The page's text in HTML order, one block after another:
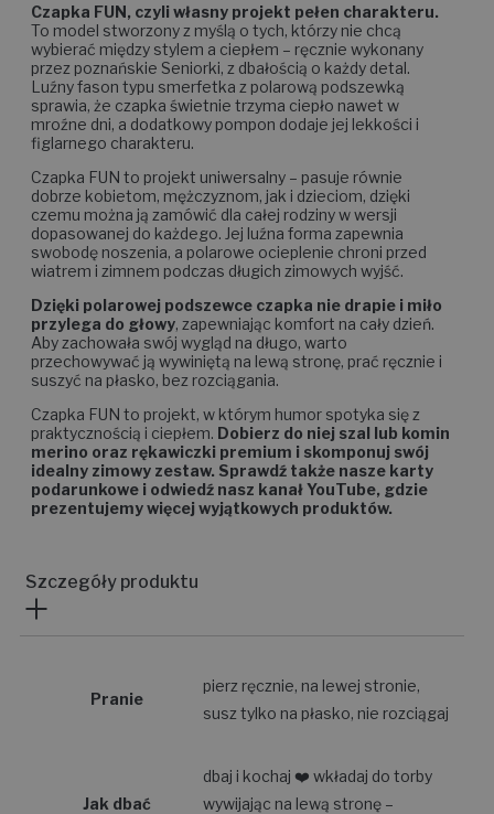
Czapka FUN, czyli własny projekt pełen charakteru.
To model stworzony z myślą o tych, którzy nie chcą
wybierać między stylem a ciepłem – ręcznie wykonany
przez poznańskie Seniorki, z dbałością o każdy detal.
Luźny fason typu smerfetka z polarową podszewką
sprawia, że czapka świetnie trzyma ciepło nawet w
mroźne dni, a dodatkowy pompon dodaje jej lekkości i
figlarnego charakteru.
Czapka FUN to projekt uniwersalny – pasuje równie
dobrze kobietom, mężczyznom, jak i dzieciom, dzięki
czemu można ją zamówić dla całej rodziny w wersji
dopasowanej do każdego. Jej luźna forma zapewnia
swobodę noszenia, a polarowe ocieplenie chroni przed
wiatrem i zimnem podczas długich zimowych wyjść.
Dzięki polarowej podszewce czapka nie drapie i miło
przylega do głowy, zapewniając komfort na cały dzień.
Aby zachowała swój wygląd na długo, warto
przechowywać ją wywiniętą na lewą stronę, prać ręcznie i
suszyć na płasko, bez rozciągania.
Czapka FUN to projekt, w którym humor spotyka się z
praktycznością i ciepłem. Dobierz do niej szal lub komin
merino oraz rękawiczki premium i skomponuj swój
idealny zimowy zestaw. Sprawdź także nasze karty
podarunkowe i odwiedź nasz kanał YouTube, gdzie
prezentujemy więcej wyjątkowych produktów.
Szczegóły produktu
Pranie
pierz ręcznie, na lewej stronie,
susz tylko na płasko, nie rozciągaj
Jak dbać
dbaj i kochaj ❤️ wkładaj do torby
wywijając na lewą stronę –